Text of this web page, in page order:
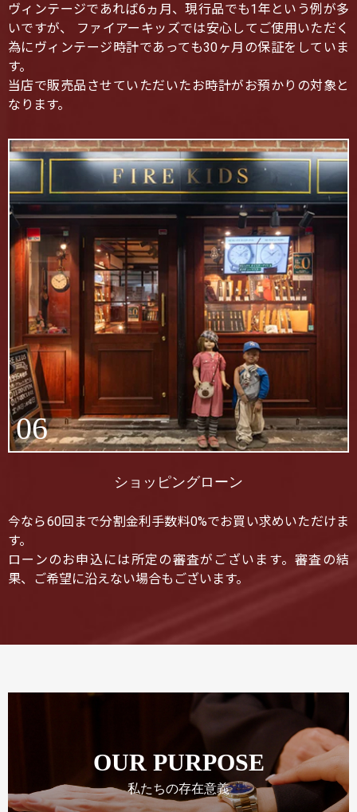
ヴィンテージであれば6ヵ月、現行品でも1年という例が多
いですが、 ファイアーキッズでは安心してご使用いただく
為にヴィンテージ時計であっても30ヶ月の保証をしていま
す。
当店で販売品させていただいたお時計がお預かりの対象と
なります。
06
ショッピングローン
今なら60回まで分割金利手数料0%でお買い求めいただけま
す。
ローンのお申込には所定の審査がございます。審査の結
果、ご希望に沿えない場合もございます。
OUR PURPOSE
私たちの存在意義